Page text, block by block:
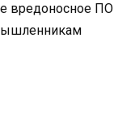
вредоносное ПО